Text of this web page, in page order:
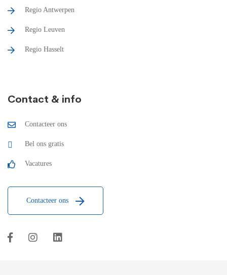
Regio Antwerpen
Regio Leuven
Regio Hasselt
Contact & info
Contacteer ons
Bel ons gratis
Vacatures
Contacteer ons